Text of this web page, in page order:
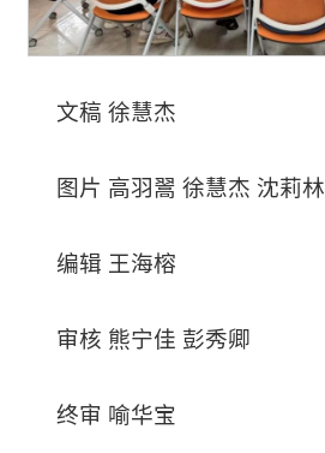
文稿 徐慧杰
图片 高羽翯 徐慧杰 沈莉林
编辑 王海榕
审核 熊宁佳 彭秀卿
终审 喻华宝